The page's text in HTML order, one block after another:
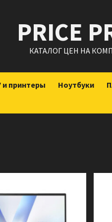
PRICE
КАТАЛОГ ЦЕН НА
принтеры Ноутбуки